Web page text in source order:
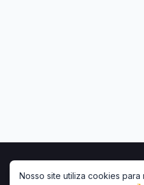
Nosso site utiliza cookies para